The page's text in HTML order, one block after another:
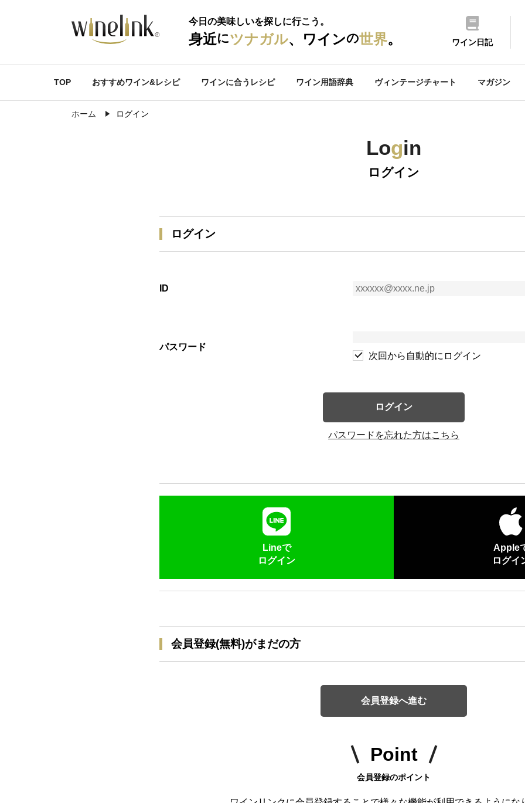
今日の美味しいを探しに行こう。
身近にツナガル、ワインの世界。 ワイン日記
TOP おすすめワイン&レシピ ワインに合うレシピ ワイン用語辞典 ヴィンテージチャート マガジン
ホーム ログイン
Login
ログイン
ログイン
ID
パスワード
次回から自動的にログイン
ログイン
パスワードを忘れた方はこちら
Lineで
ログイン
Apple
ログイ
会員登録(無料)がまだの方
会員登録へ進む
Point
会員登録のポイント